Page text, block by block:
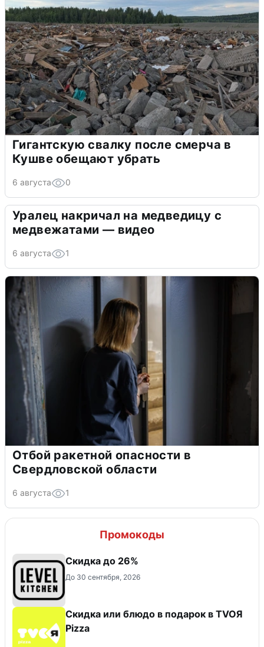
Гигантскую свалку после смерча в
Кушве обещают убрать
6 августа 0
Уралец накричал на медведицу с
медвежатами — видео
6 августа 1
Отбой ракетной опасности в
Свердловской области
6 августа 1
Промокоды
Скидка до 26%
До 30 сентября, 2026
Скидка или блюдо в подарок в TVOЯ
Pizza